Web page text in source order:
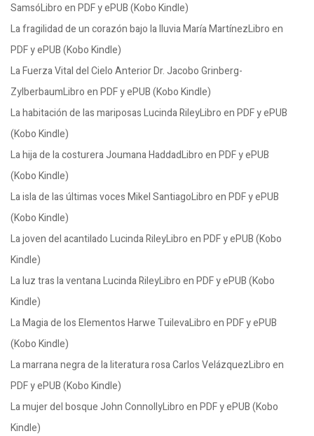
SamsóLibro en PDF y ePUB (Kobo Kindle)
La fragilidad de un corazón bajo la lluvia María MartínezLibro en
PDF y ePUB (Kobo Kindle)
La Fuerza Vital del Cielo Anterior Dr. Jacobo Grinberg-
ZylberbaumLibro en PDF y ePUB (Kobo Kindle)
La habitación de las mariposas Lucinda RileyLibro en PDF y ePUB
(Kobo Kindle)
La hija de la costurera Joumana HaddadLibro en PDF y ePUB
(Kobo Kindle)
La isla de las últimas voces Mikel SantiagoLibro en PDF y ePUB
(Kobo Kindle)
La joven del acantilado Lucinda RileyLibro en PDF y ePUB (Kobo
Kindle)
La luz tras la ventana Lucinda RileyLibro en PDF y ePUB (Kobo
Kindle)
La Magia de los Elementos Harwe TuilevaLibro en PDF y ePUB
(Kobo Kindle)
La marrana negra de la literatura rosa Carlos VelázquezLibro en
PDF y ePUB (Kobo Kindle)
La mujer del bosque John ConnollyLibro en PDF y ePUB (Kobo
Kindle)